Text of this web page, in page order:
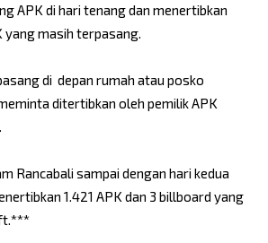
APK di hari tenang dan menertibkan
yang masih terpasang.
di depan rumah atau posko
ditertibkan oleh pemilik APK
Rancabali sampai dengan hari kedua
1.421 APK dan 3 billboard yang